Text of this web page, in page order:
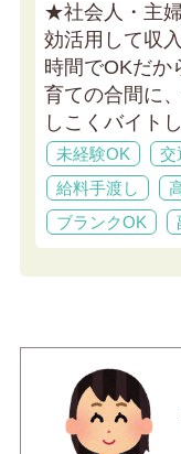
★社会人・主
効活用して収
時間でOKだか
育ての合間に
しこくバイト
未経験OK 交
給料手渡し
ブランクOK